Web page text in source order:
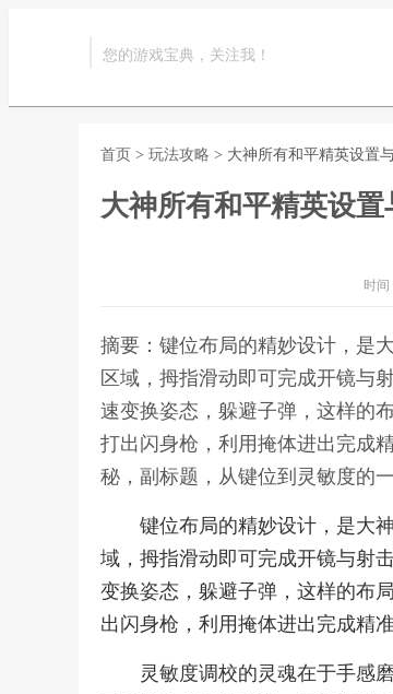
您的游戏宝典，关注我！
首页 > 玩法攻略 > 大神所有和平精英设置
大神所有和平精英设
时间
摘要：键位布局的精妙设计，是
区域，拇指滑动即可完成开镜与
速变换姿态，躲避子弹，这样的
打出闪身枪，利用掩体进出完成
秘，副标题，从键位到灵敏度的
键位布局的精妙设计，是大
域，拇指滑动即可完成开镜与射
变换姿态，躲避子弹，这样的布
出闪身枪，利用掩体进出完成精准
灵敏度调校的灵魂在于手感